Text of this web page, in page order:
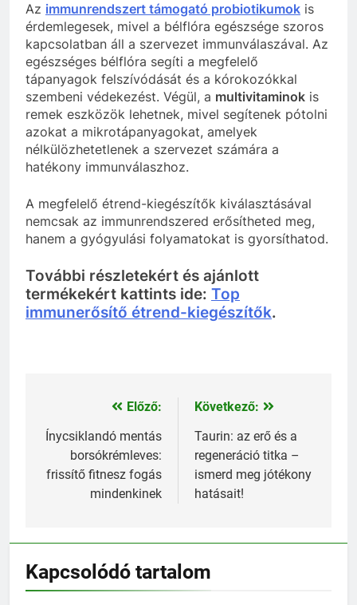
Az immunrendszert támogató probiotikumok is
érdemlegesek, mivel a bélflóra egészsége szoros
kapcsolatban áll a szervezet immunválaszával. Az
egészséges bélflóra segíti a megfelelő
tápanyagok felszívódását és a kórokozókkal
szembeni védekezést. Végül, a multivitaminok is
remek eszközök lehetnek, mivel segítenek pótolni
azokat a mikrotápanyagokat, amelyek
nélkülözhetetlenek a szervezet számára a
hatékony immunválaszhoz.
A megfelelő étrend-kiegészítők kiválasztásával
nemcsak az immunrendszered erősítheted meg,
hanem a gyógyulási folyamatokat is gyorsíthatod.
További részletekért és ajánlott
termékekért kattints ide: Top
immunerősítő étrend-kiegészítők.
Bejegyzés
navigáció
Előző:
Ínycsiklandó mentás
borsókrémleves:
frissítő fitnesz fogás
mindenkinek
Következő:
Taurin: az erő és a
regeneráció titka –
ismerd meg jótékony
hatásait!
Kapcsolódó tartalom